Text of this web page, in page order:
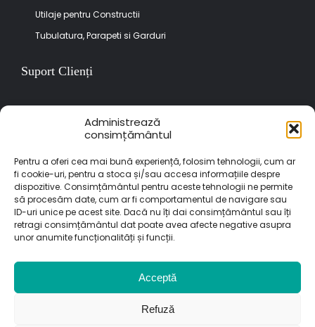
Administrează
consimțământul
Pentru a oferi cea mai bună experiență, folosim tehnologii, cum ar
fi cookie-uri, pentru a stoca și/sau accesa informațiile despre
dispozitive. Consimțământul pentru aceste tehnologii ne permite
să procesăm date, cum ar fi comportamentul de navigare sau
ID-uri unice pe acest site. Dacă nu îți dai consimțământul sau îți
retragi consimțământul dat poate avea afecte negative asupra
unor anumite funcționalități și funcții.
Acceptă
Refuză
Utilaje pentru Constructii
Tubulatura, Parapeti si Garduri
Suport Clienți
Termeni si conditii
Politica de returnare
Garantia produselor
Politica de confidentialitate
Abonare Newsletter
Aboneaza-te la newsletter-ul Imer pentru cele mai noi produse
Sunt de acord sa primesc newslettere